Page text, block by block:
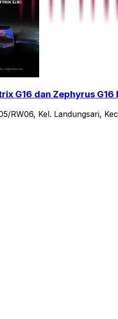
G16 dan Zephyrus
RW06, Kel. Landungsari,